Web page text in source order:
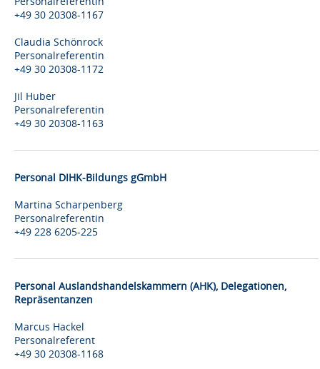
+49 30 20308-1167
Claudia Schönrock
Personalreferentin
+49 30 20308-1172
Jil Huber
Personalreferentin
+49 30 20308-1163
Personal DIHK-Bildungs gGmbH
Martina Scharpenberg
Personalreferentin
+49 228 6205-225
Personal Auslandshandelskammern (AHK), Delegationen,
Repräsentanzen
Marcus Hackel
Personalreferent
+49 30 20308-1168